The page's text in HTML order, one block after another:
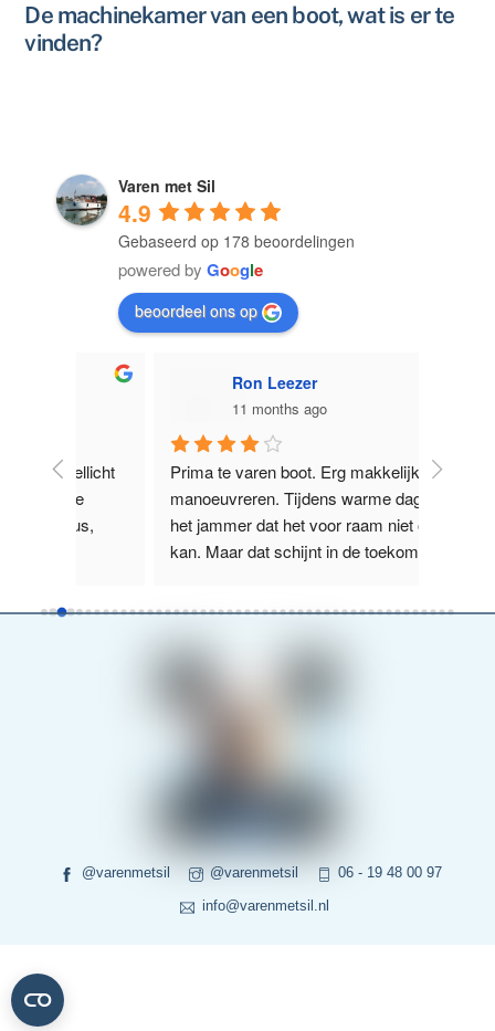
De machinekamer van een boot, wat is er te
vinden?
Varen met Sil
4.9
Gebaseerd op 178 beoordelingen
powered by Google
beoordeel ons op
Ron Leezer
11 months ago
Prima te varen boot. Erg makkelijk
manoeuvreren. Tijdens warme dagen is
het jammer dat het voor raam niet open
kan. Maar dat schijnt in de toekomst g...
@varenmetsil @varenmetsil 06 - 19 48 00 97
info@varenmetsil.nl